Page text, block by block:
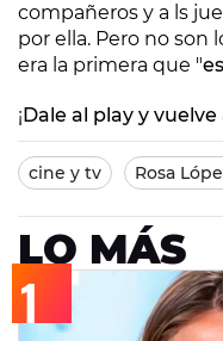
compañeros y a ls
por ella. Pero no son
era la primera que "
¡Dale al play y
cine y tv Rosa
LO MÁS